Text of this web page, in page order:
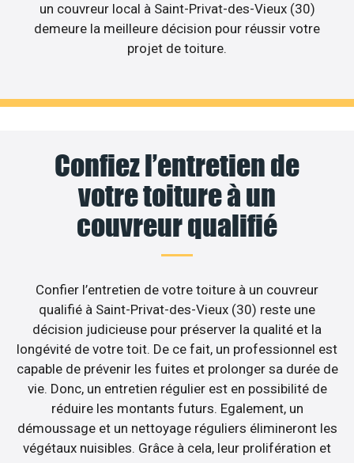
un couvreur local à Saint-Privat-des-Vieux (30)
demeure la meilleure décision pour réussir votre
projet de toiture.
Confiez l’entretien de
votre toiture à un
couvreur qualifié
Confier l’entretien de votre toiture à un couvreur
qualifié à Saint-Privat-des-Vieux (30) reste une
décision judicieuse pour préserver la qualité et la
longévité de votre toit. De ce fait, un professionnel est
capable de prévenir les fuites et prolonger sa durée de
vie. Donc, un entretien régulier est en possibilité de
réduire les montants futurs. Egalement, un
démoussage et un nettoyage réguliers élimineront les
végétaux nuisibles. Grâce à cela, leur prolifération et